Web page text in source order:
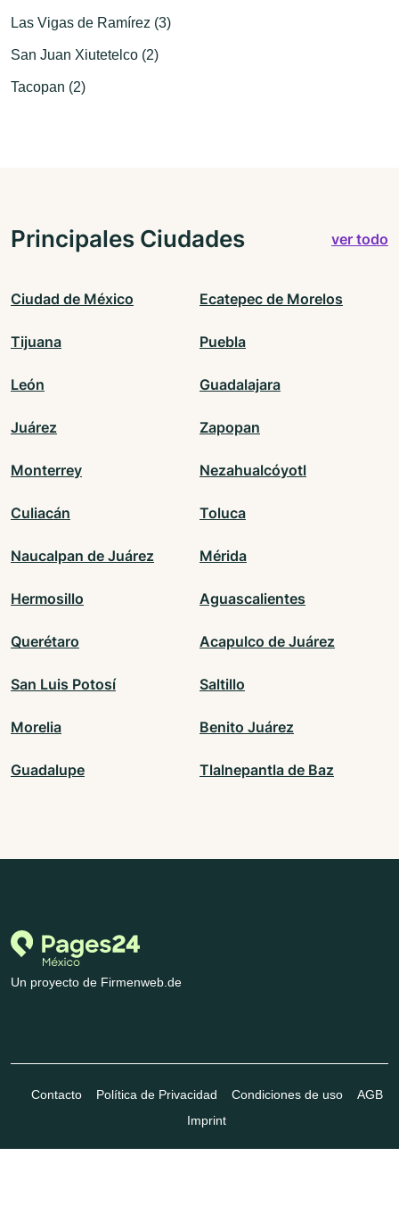
Las Vigas de Ramírez (3)
San Juan Xiutetelco (2)
Tacopan (2)
Principales Ciudades ver todo
Ciudad de México Ecatepec de Morelos
Tijuana Puebla
León Guadalajara
Juárez Zapopan
Monterrey Nezahualcóyotl
Culiacán Toluca
Naucalpan de Juárez Mérida
Hermosillo Aguascalientes
Querétaro Acapulco de Juárez
San Luis Potosí Saltillo
Morelia Benito Juárez
Guadalupe Tlalnepantla de Baz
Un proyecto de Firmenweb.de
Contacto Política de Privacidad Condiciones de uso
AGB
Imprint